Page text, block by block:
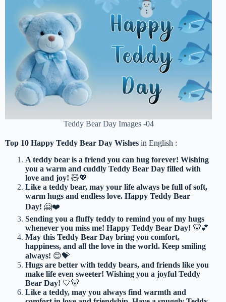
Teddy Bear Day Images -04
Top 10 Happy Teddy Bear Day Wishes in English :
A teddy bear is a friend you can hug forever! Wishing
you a warm and cuddly Teddy Bear Day filled with
love and joy! 🧸💖
Like a teddy bear, may your life always be full of soft,
warm hugs and endless love. Happy Teddy Bear
Day! 🤗❤️
Sending you a fluffy teddy to remind you of my hugs
whenever you miss me! Happy Teddy Bear Day! 🐻💕
May this Teddy Bear Day bring you comfort,
happiness, and all the love in the world. Keep smiling
always! 😊💝
Hugs are better with teddy bears, and friends like you
make life even sweeter! Wishing you a joyful Teddy
Bear Day! 🤍🐻
Like a teddy, may you always find warmth and